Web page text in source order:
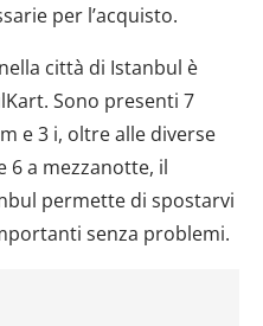
per l’acquisto.
città di Istanbul è
Sono presenti 7
e 3 i, oltre alle diverse
6 a mezzanotte, il
permette di spostarvi
senza problemi.